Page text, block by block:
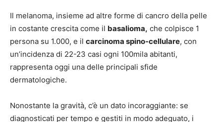
Il melanoma, insieme ad altre forme di cancro della pelle
in costante crescita come il basalioma, che colpisce 1
persona su 1.000, e il carcinoma spino-cellulare, con
un’incidenza di 22-23 casi ogni 100mila abitanti,
rappresenta oggi una delle principali sfide
dermatologiche.
Nonostante la gravità, c’è un dato incoraggiante: se
diagnosticati per tempo e gestiti in modo adeguato, i